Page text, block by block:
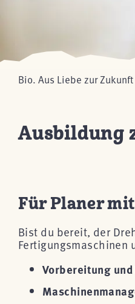
Bio. Aus Liebe zur Zukunft
Ausbildung
Für Planer
Bist du bereit, der
Vorbereitung